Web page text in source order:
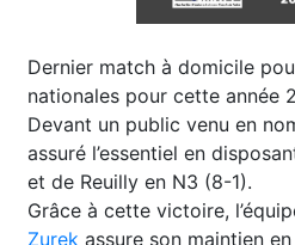
Dernier match à domicile
nationales pour cette année
Devant un public venu en
assuré l’essentiel en
et de Reuilly en N3 (8-1).
Grâce à cette victoire,
Zurek assure son maintien